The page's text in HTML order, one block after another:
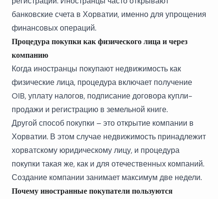
банковские счета в Хорватии, именно для упрощения
финансовых операций.
Процедура покупки как физического лица и через
компанию
Когда иностранцы покупают недвижимость как
физические лица, процедура включает получение
OIB, уплату налогов, подписание договора купли-
продажи и регистрацию в земельной книге.
Другой способ покупки – это открытие компании в
Хорватии. В этом случае недвижимость принадлежит
хорватскому юридическому лицу, и процедура
покупки такая же, как и для отечественных компаний.
Создание компании занимает максимум две недели.
Почему иностранные покупатели пользуются